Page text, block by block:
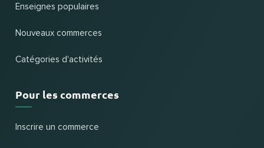
Enseignes populaires
Nouveaux commerces
Catégories d'activités
Pour les commerces
Inscrire un commerce